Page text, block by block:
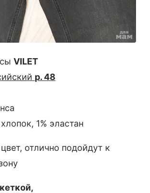
VILET
р. 48
1% эластан
отлично подойдут к